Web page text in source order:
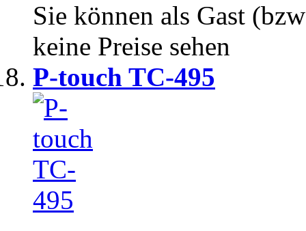
Sie können als Gast
keine Preise sehen
P-touch TC-495